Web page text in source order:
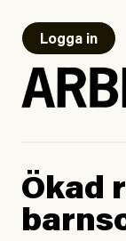
Logga in
Ökad